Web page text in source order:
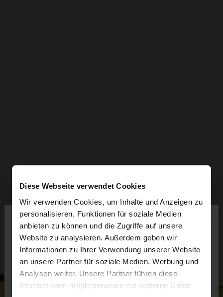
Diese Webseite verwendet Cookies
Wir verwenden Cookies, um Inhalte und Anzeigen zu
personalisieren, Funktionen für soziale Medien
anbieten zu können und die Zugriffe auf unsere
Website zu analysieren. Außerdem geben wir
Informationen zu Ihrer Verwendung unserer Website
an unsere Partner für soziale Medien, Werbung und
Analysen weiter. Unsere Partner führen diese
Informationen möglicherweise mit weiteren Daten
hallo
Sie greifen von Austria auf die Website zu.
Möchten Sie unsere United States Website